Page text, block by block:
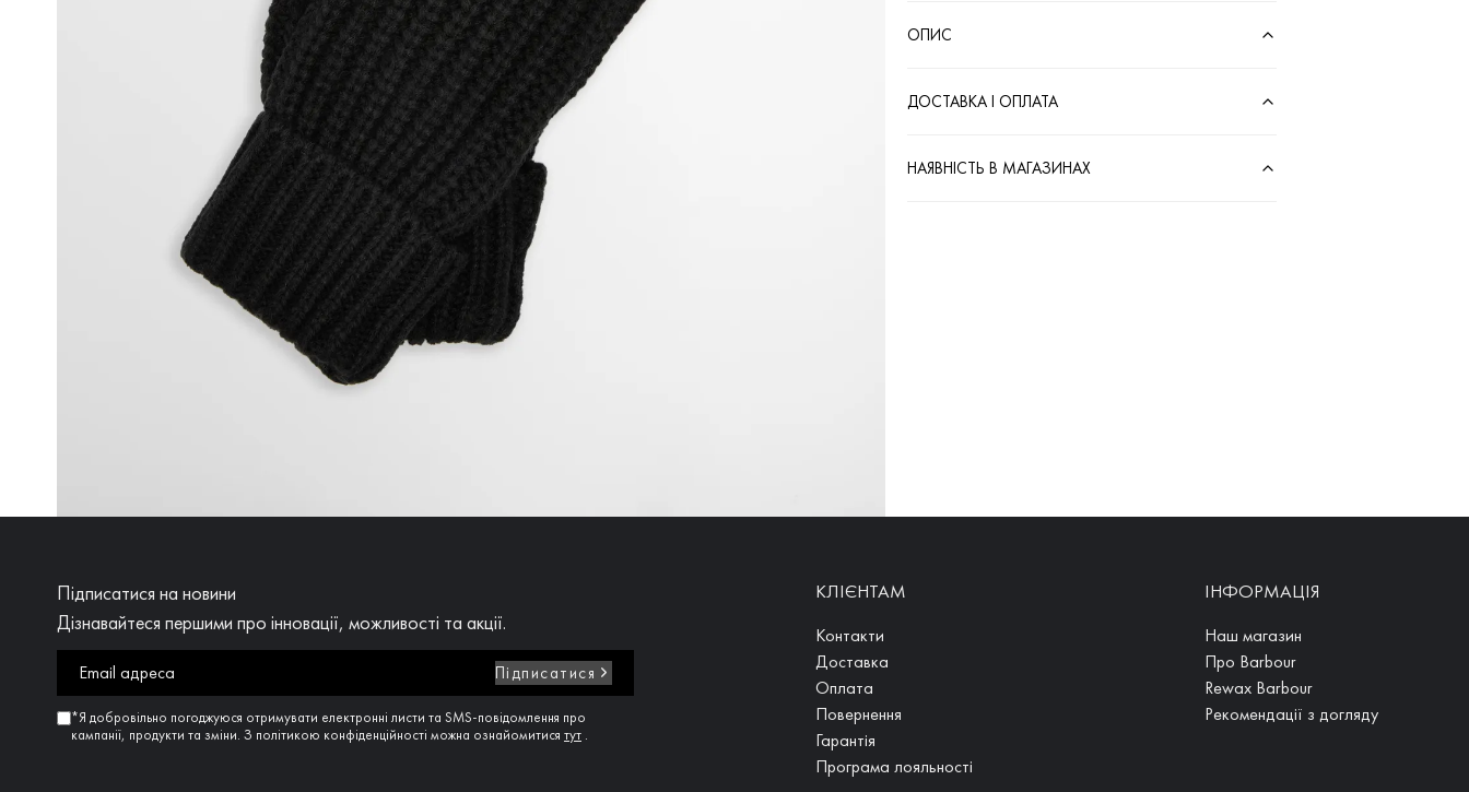
ОПИС
ДОСТАВКА І ОПЛАТА
НАЯВНІСТЬ В МАГАЗИНАХ
Підписатися на новини
Дізнавайтеся першими про інновації, можливості та акції.
Підписатися
*Я добровільно погоджуюся отримувати електронні листи та SMS-повідомлення про
кампанії, продукти та зміни. З політикою конфіденційності можна ознайомитися тут .
КЛІЄНТАМ
Контакти
Доставка
Оплата
Повернення
Гарантія
Програма лояльності
ІНФОРМАЦІЯ
Наш магазин
Про Barbour
Rewax Barbour
Рекомендації з догляду